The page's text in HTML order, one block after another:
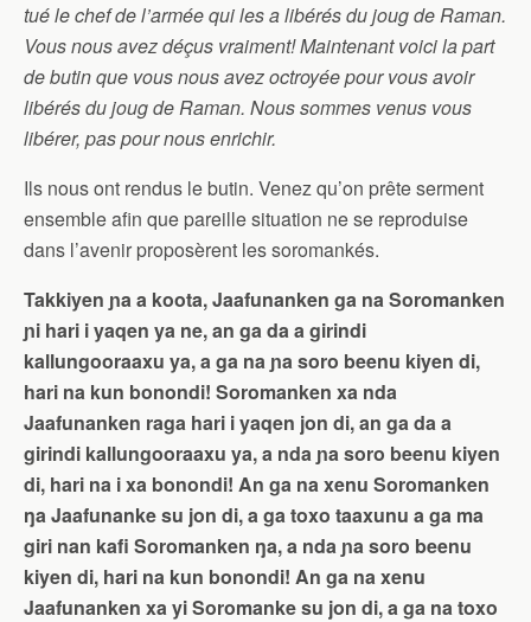
tué le chef de l’armée qui les a libérés du joug de Raman.
Vous nous avez déçus vraiment! Maintenant voici la part
de butin que vous nous avez octroyée pour vous avoir
libérés du joug de Raman. Nous sommes venus vous
libérer, pas pour nous enrichir.
Ils nous ont rendus le butin. Venez qu’on prête serment
ensemble afin que pareille situation ne se reproduise
dans l’avenir proposèrent les soromankés.
Takkiyen ɲa a koota, Jaafunanken ga na Soromanken
ɲi hari i yaqen ya ne, an ga da a girindi
kallungooraaxu ya, a ga na ɲa soro beenu kiyen di,
hari na kun bonondi! Soromanken xa nda
Jaafunanken raga hari i yaqen jon di, an ga da a
girindi kallungooraaxu ya, a nda ɲa soro beenu kiyen
di, hari na i xa bonondi! An ga na xenu Soromanken
ŋa Jaafunanke su jon di, a ga toxo taaxunu a ga ma
giri nan kafi Soromanken ŋa, a nda ɲa soro beenu
kiyen di, hari na kun bonondi! An ga na xenu
Jaafunanken xa yi Soromanke su jon di, a ga na toxo